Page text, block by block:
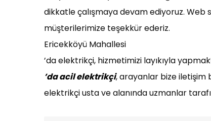
dikkatle çalışmaya devam ediyoruz.
müşterilerimize teşekkür ederiz.
Ericekköyü Mahallesi
’da elektrikçi, hizmetimizi layıkıyla
’da acil elektrikçi, arayanlar bize iletişim
elektrikçi usta ve alanında uzmanlar